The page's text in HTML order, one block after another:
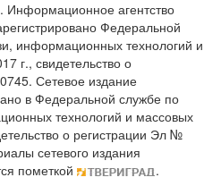
агентство
Федеральной
информационных технологий и
г., свидетельство о
Сетевое издание
в Федеральной службе по
технологий и массовых
о регистрации Эл №
сетевого издания
пометкой
.